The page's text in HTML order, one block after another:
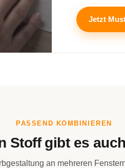
Jetzt
PASSEND KOMBINIEREN
Stoff gibt es
an mehreren